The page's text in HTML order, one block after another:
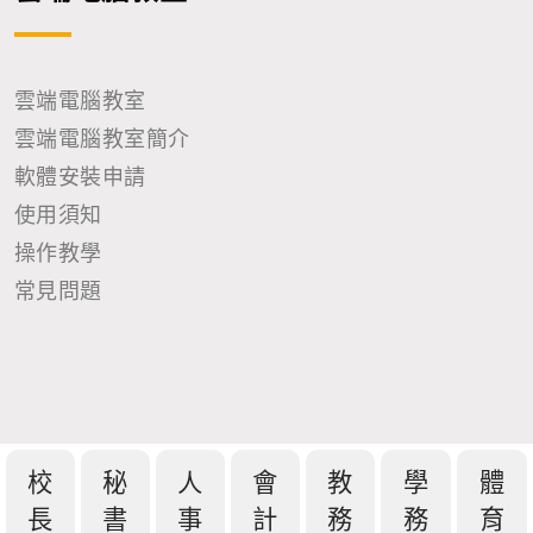
雲端電腦教室
雲端電腦教室簡介
軟體安裝申請
使用須知
操作教學
常見問題
校
長
秘
書
人
事
會
計
教
務
學
務
體
育